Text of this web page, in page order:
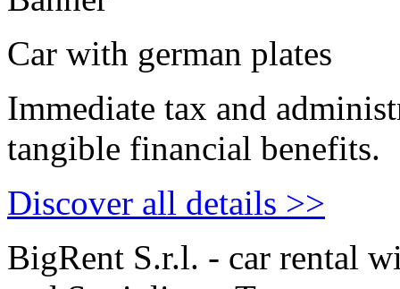
Car with german plates
Immediate tax and
tangible financial benefits.
Discover all details >>
BigRent S.r.l. - car rental